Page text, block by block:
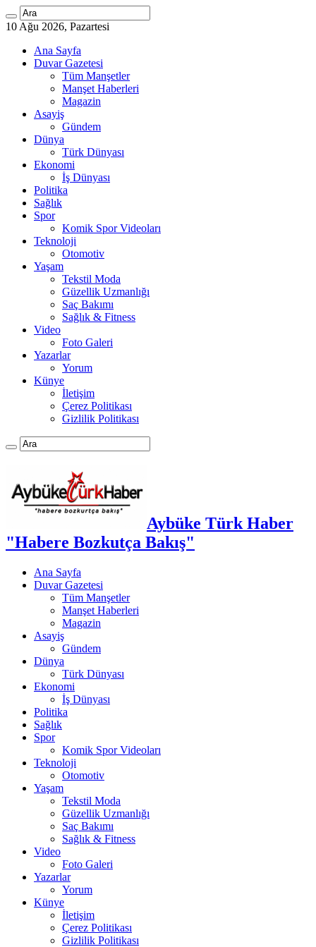
10 Ağu 2026, Pazartesi
Ana Sayfa
Duvar Gazetesi
Tüm Manşetler
Manşet Haberleri
Magazin
Asayiş
Gündem
Dünya
Türk Dünyası
Ekonomi
İş Dünyası
Politika
Sağlık
Spor
Komik Spor Videoları
Teknoloji
Otomotiv
Yaşam
Tekstil Moda
Güzellik Uzmanlığı
Saç Bakımı
Sağlık & Fitness
Video
Foto Galeri
Yazarlar
Yorum
Künye
İletişim
Çerez Politikası
Gizlilik Politikası
Aybüke Türk Haber
"Habere Bozkutça Bakış"
Ana Sayfa
Duvar Gazetesi
Tüm Manşetler
Manşet Haberleri
Magazin
Asayiş
Gündem
Dünya
Türk Dünyası
Ekonomi
İş Dünyası
Politika
Sağlık
Spor
Komik Spor Videoları
Teknoloji
Otomotiv
Yaşam
Tekstil Moda
Güzellik Uzmanlığı
Saç Bakımı
Sağlık & Fitness
Video
Foto Galeri
Yazarlar
Yorum
Künye
İletişim
Çerez Politikası
Gizlilik Politikası